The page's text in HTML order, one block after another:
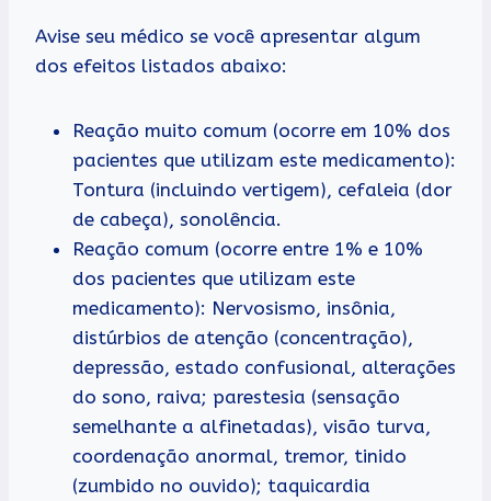
Avise seu médico se você apresentar algum
dos efeitos listados abaixo:
Reação muito comum (ocorre em 10% dos
pacientes que utilizam este medicamento):
Tontura (incluindo vertigem), cefaleia (dor
de cabeça), sonolência.
Reação comum (ocorre entre 1% e 10%
dos pacientes que utilizam este
medicamento): Nervosismo, insônia,
distúrbios de atenção (concentração),
depressão, estado confusional, alterações
do sono, raiva; parestesia (sensação
semelhante a alfinetadas), visão turva,
coordenação anormal, tremor, tinido
(zumbido no ouvido); taquicardia